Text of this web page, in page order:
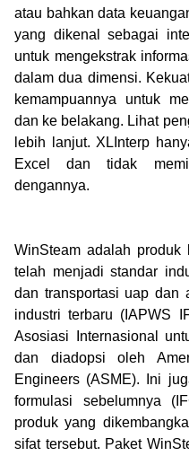
atau bahkan data
yang dikenal sebagai
untuk mengekstrak
dalam dua dimensi.
kemampuannya untuk
dan ke belakang. Lihat
lebih lanjut. XLInterp
Excel dan tidak
dengannya.
WinSteam adalah
telah menjadi standar
dan transportasi uap dan
industri terbaru (IAPWS
Asosiasi Internasional
dan diadopsi oleh
Engineers (ASME).
Ini
formulasi sebelumnya
produk yang
sifat tersebut. Paket